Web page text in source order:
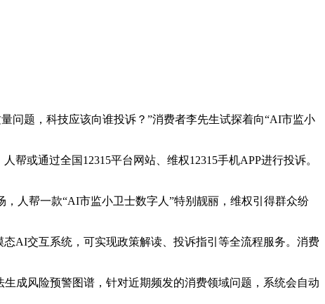
问题，科技应该向谁投诉？”消费者李先生试探着向“AI市监小
或通过全国12315平台网站、维权12315手机APP进行投诉。
人帮一款“AI市监小卫士数字人”特别靓丽，维权引得群众纷
AI交互系统，可实现政策解读、投诉指引等全流程服务。消费
成风险预警图谱，针对近期频发的消费领域问题，系统会自动